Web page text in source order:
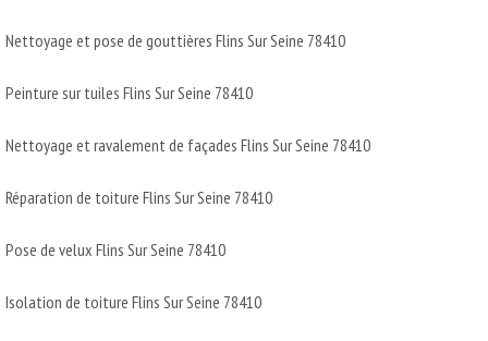
Nettoyage et pose de gouttières Flins Sur Seine 78410
Peinture sur tuiles Flins Sur Seine 78410
Nettoyage et ravalement de façades Flins Sur Seine 78410
Réparation de toiture Flins Sur Seine 78410
Pose de velux Flins Sur Seine 78410
Isolation de toiture Flins Sur Seine 78410